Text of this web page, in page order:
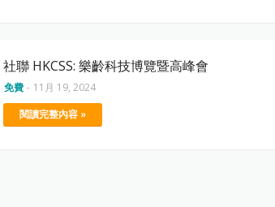
社聯 HKCSS: 樂齡科技博覽暨高峰會
免費 - 11月 19, 2024
閱讀完整內容 »